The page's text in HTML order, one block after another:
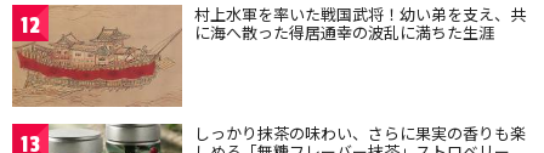
12 村上水軍を率いた戦国武将！幼い弟を支え、共
に海へ散った得居通幸の波乱に満ちた生涯
13 しっかり抹茶の味わい、さらに果実の香りも楽